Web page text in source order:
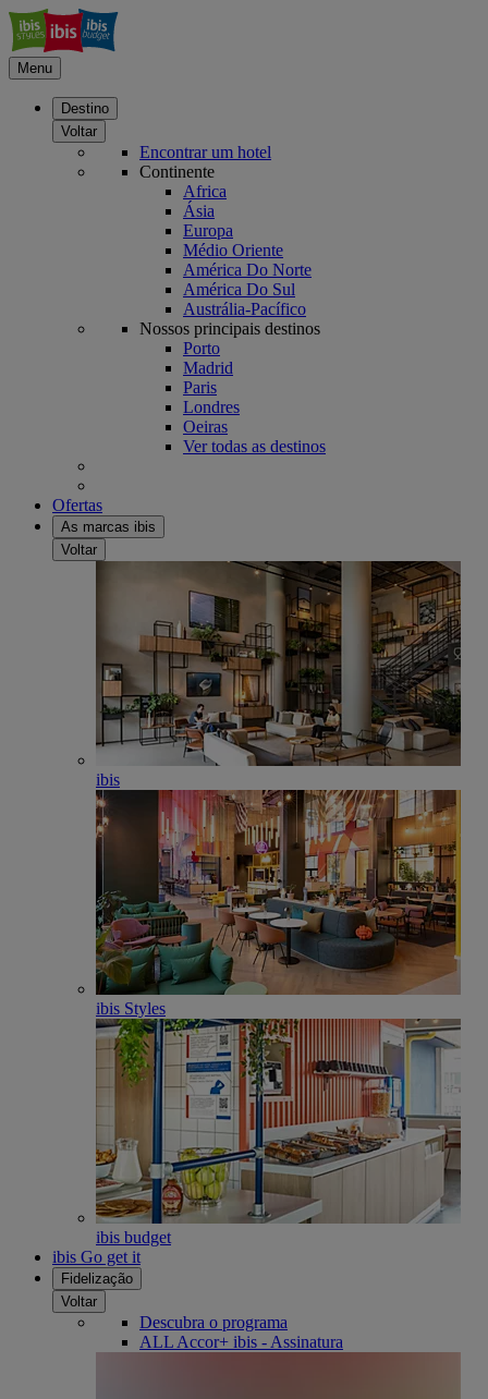
Menu
Destino
Voltar
Encontrar um hotel
Continente
Africa
Ásia
Europa
Médio Oriente
América Do Norte
América Do Sul
Austrália-Pacífico
Nossos principais destinos
Porto
Madrid
Paris
Londres
Oeiras
Ver todas as destinos
Ofertas
As marcas ibis
Voltar
ibis
ibis Styles
ibis budget
ibis Go get it
Fidelização
Voltar
Descubra o programa
ALL Accor+ ibis - Assinatura